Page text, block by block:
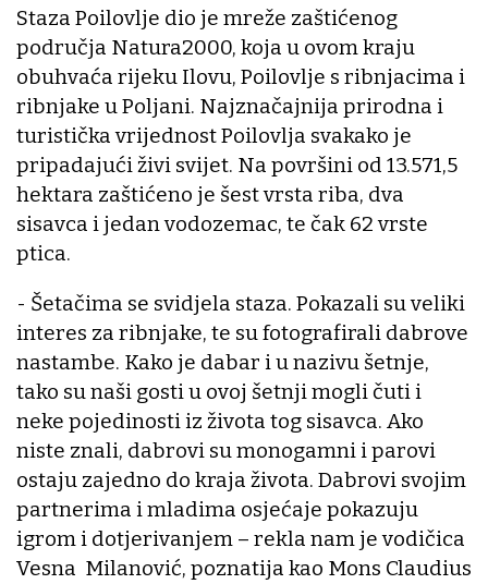
Staza Poilovlje dio je mreže zaštićenog
područja Natura2000, koja u ovom kraju
obuhvaća rijeku Ilovu, Poilovlje s ribnjacima i
ribnjake u Poljani. Najznačajnija prirodna i
turistička vrijednost Poilovlja svakako je
pripadajući živi svijet. Na površini od 13.571,5
hektara zaštićeno je šest vrsta riba, dva
sisavca i jedan vodozemac, te čak 62 vrste
ptica.
- Šetačima se svidjela staza. Pokazali su veliki
interes za ribnjake, te su fotografirali dabrove
nastambe. Kako je dabar i u nazivu šetnje,
tako su naši gosti u ovoj šetnji mogli čuti i
neke pojedinosti iz života tog sisavca. Ako
niste znali, dabrovi su monogamni i parovi
ostaju zajedno do kraja života. Dabrovi svojim
partnerima i mladima osjećaje pokazuju
igrom i dotjerivanjem – rekla nam je vodičica
Vesna Milanović, poznatija kao Mons Claudius